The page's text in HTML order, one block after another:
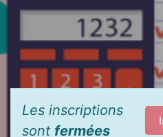
Les inscriptions
sont fermées